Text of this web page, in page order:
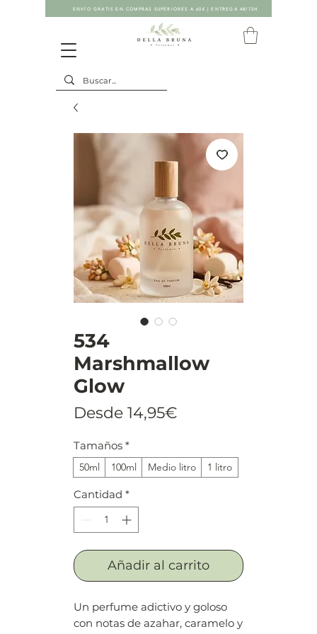
ENVÍO GRATIS EN COMPRAS SUPERIORES A 60€ | ENTREGA 48/72H
534
Marshmallow
Glow
Desde 14,95€
Tamaños *
50ml 100ml Medio litro 1 litro
Cantidad *
Añadir al carrito
Un perfume adictivo y goloso
con notas de azahar, caramelo y